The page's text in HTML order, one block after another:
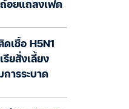
อยแถลงเฟด
เชื้อ H5N1
รียสั่งเลี้ยง
การระบาด